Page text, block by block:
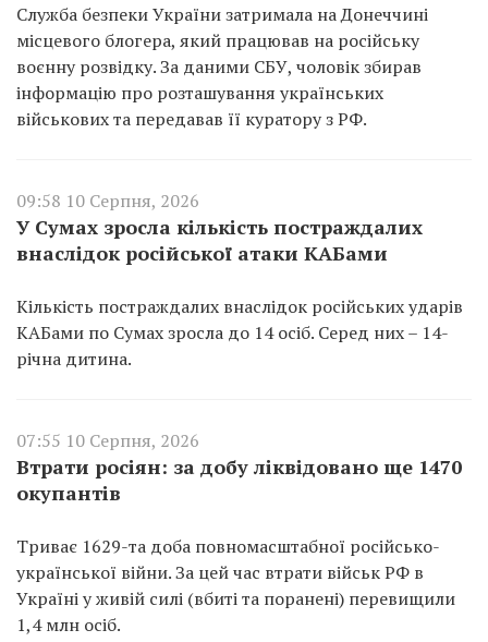
Служба безпеки України затримала на Донеччині
місцевого блогера, який працював на російську
воєнну розвідку. За даними СБУ, чоловік збирав
інформацію про розташування українських
військових та передавав її куратору з РФ.
09:58 10 Серпня, 2026
У Сумах зросла кількість постраждалих
внаслідок російської атаки КАБами
Кількість постраждалих внаслідок російських ударів
КАБами по Сумах зросла до 14 осіб. Серед них – 14-
річна дитина.
07:55 10 Серпня, 2026
Втрати росіян: за добу ліквідовано ще 1470
окупантів
Триває 1629-та доба повномасштабної російсько-
української війни. За цей час втрати військ РФ в
Україні у живій силі (вбиті та поранені) перевищили
1,4 млн осіб.